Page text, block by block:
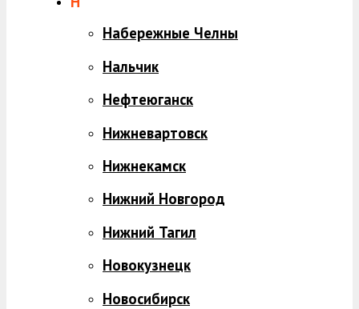
Набережные Челны
Нальчик
Нефтеюганск
Нижневартовск
Нижнекамск
Нижний Новгород
Нижний Тагил
Новокузнецк
Новосибирск